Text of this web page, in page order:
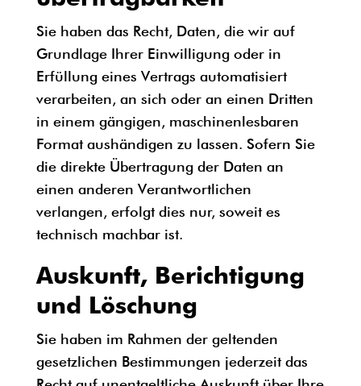
Sie haben das Recht, Daten, die wir auf
Grundlage Ihrer Einwilligung oder in
Erfüllung eines Vertrags automatisiert
verarbeiten, an sich oder an einen Dritten
in einem gängigen, maschinenlesbaren
Format aushändigen zu lassen. Sofern Sie
die direkte Übertragung der Daten an
einen anderen Verantwortlichen
verlangen, erfolgt dies nur, soweit es
technisch machbar ist.
Auskunft, Berichtigung
und Löschung
Sie haben im Rahmen der geltenden
gesetzlichen Bestimmungen jederzeit das